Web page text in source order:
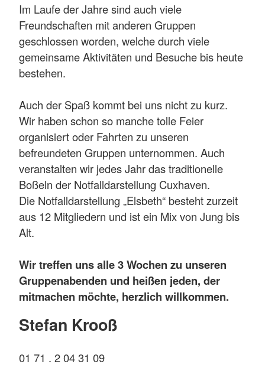
Im Laufe der Jahre sind auch viele
Freundschaften mit anderen Gruppen
geschlossen worden, welche durch viele
gemeinsame Aktivitäten und Besuche bis heute
bestehen.
Auch der Spaß kommt bei uns nicht zu kurz.
Wir haben schon so manche tolle Feier
organisiert oder Fahrten zu unseren
befreundeten Gruppen unternommen. Auch
veranstalten wir jedes Jahr das traditionelle
Boßeln der Notfalldarstellung Cuxhaven.
Die Notfalldarstellung „Elsbeth“ besteht zurzeit
aus 12 Mitgliedern und ist ein Mix von Jung bis
Alt.
Wir treffen uns alle 3 Wochen zu unseren
Gruppenabenden und heißen jeden, der
mitmachen möchte, herzlich willkommen.
Stefan Krooß
01 71 . 2 04 31 09